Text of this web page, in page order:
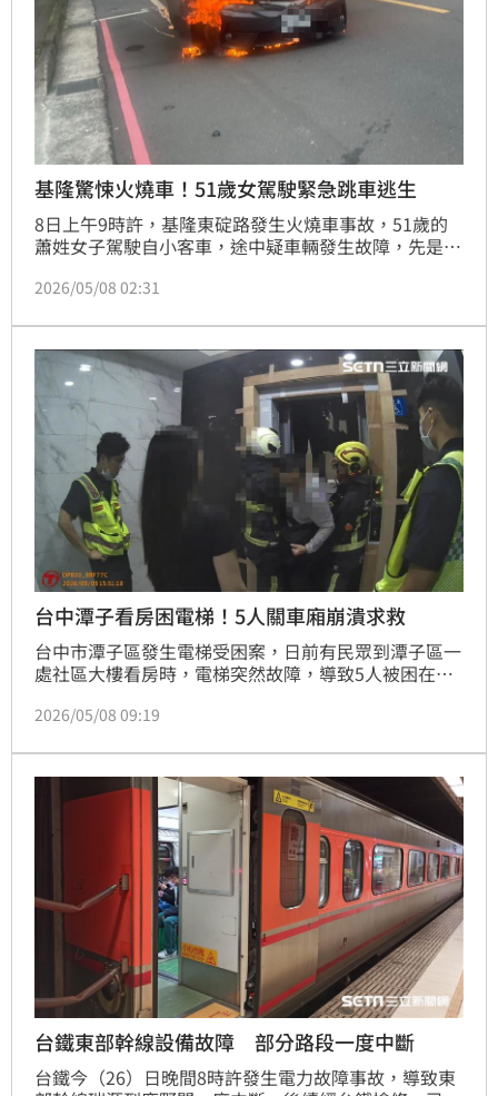
基隆驚悚火燒車！51歲女駕駛緊急跳車逃生
8日上午9時許，基隆東碇路發生火燒車事故，51歲的
蕭姓女子駕駛自小客車，途中疑車輛發生故障，先是擦
光，蕭女嚇得跳車逃生，警消獲報後趕抵，車輛已燃燒
2026/05/08 02:31
台中潭子看房困電梯！5人關車廂崩潰求救
台中市潭子區發生電梯受困案，日前有民眾到潭子區一
處社區大樓看房時，電梯突然故障，導致5人被困在電
困，化解驚魂危機。
2026/05/08 09:19
台鐵東部幹線設備故障 部分路段一度中斷
台鐵今（26）日晚間8時許發生電力故障事故，導致東